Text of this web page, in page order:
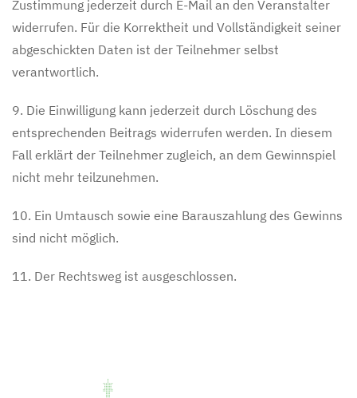
Zustimmung jederzeit durch E-Mail an den Veranstalter
widerrufen. Für die Korrektheit und Vollständigkeit seiner
abgeschickten Daten ist der Teilnehmer selbst
verantwortlich.
9. Die Einwilligung kann jederzeit durch Löschung des
entsprechenden Beitrags widerrufen werden. In diesem
Fall erklärt der Teilnehmer zugleich, an dem Gewinnspiel
nicht mehr teilzunehmen.
10. Ein Umtausch sowie eine Barauszahlung des Gewinns
sind nicht möglich.
11. Der Rechtsweg ist ausgeschlossen.